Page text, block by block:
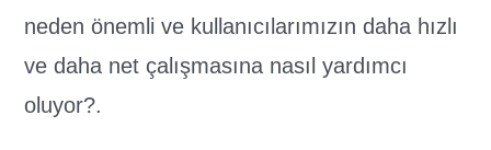
neden önemli ve kullanıcılarımızın daha hızlı
ve daha net çalışmasına nasıl yardımcı
oluyor?.